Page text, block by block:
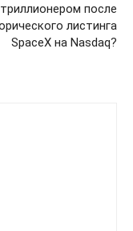
после
листинга
SpaceX на Nasdaq?